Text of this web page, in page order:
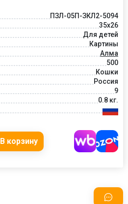
ПЗЛ-05П-ЗКЛ2-5094
35х26
Для детей
Картины
Алма
500
Кошки
Россия
9
0.8 кг.
В корзину